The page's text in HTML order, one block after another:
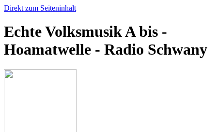
Direkt zum Seiteninhalt
Echte Volksmusik A bis -
Hoamatwelle - Radio Schwany